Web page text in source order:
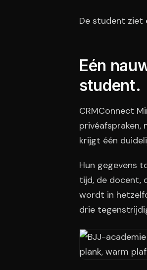
De student ziet
Eén
student.
CRMConnect
privéafspraken,
krijgt één
Hun gegevens
tijd, de docent,
wordt in
drie